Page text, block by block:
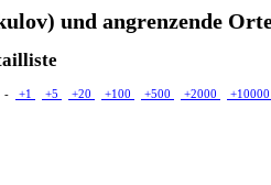
und angrenzende
- +1 +5 +20 +100 +500 +2000 +10000